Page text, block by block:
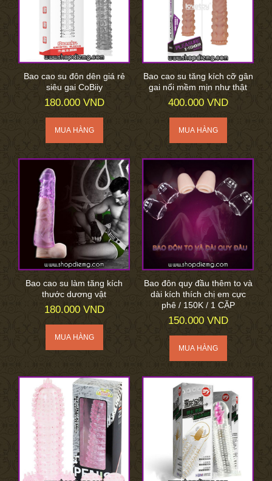
Bao cao su đôn dên giá rẻ
siêu gai CoBiiy
180.000 VND
Bao cao su tăng kích cỡ gân
gai nổi mềm mịn như thật
400.000 VND
Bao cao su làm tăng kích
thước dương vật
180.000 VND
Bao đôn quy đầu thêm to và
dài kích thích chị em cực
phê / 150K / 1 CẶP
150.000 VND